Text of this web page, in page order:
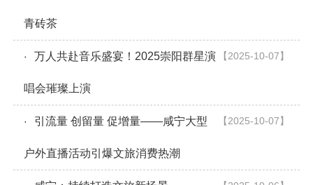
青砖茶
【2025-10-07】
· 万人共赴音乐盛宴！2025崇阳群星演
唱会璀璨上演
【2025-10-07】
· 引流量 创留量 促增量——咸宁大型
户外直播活动引爆文旅消费热潮